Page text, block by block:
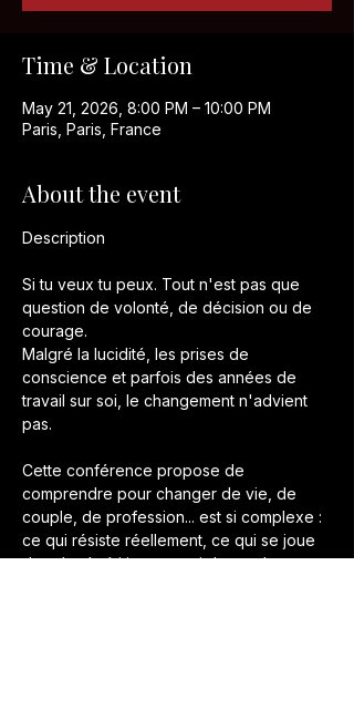
Time & Location
May 21, 2026, 8:00 PM – 10:00 PM
Paris, Paris, France
About the event
Description
Si tu veux tu peux. Tout n'est pas que
question de volonté, de décision ou de
courage.
Malgré la lucidité, les prises de
conscience et parfois des années de
travail sur soi, le changement n'advient
pas.
Cette conférence propose de
comprendre pour changer de vie, de
couple, de profession... est si complexe :
ce qui résiste réellement, ce qui se joue
dans la répétition, ce qui demande autre